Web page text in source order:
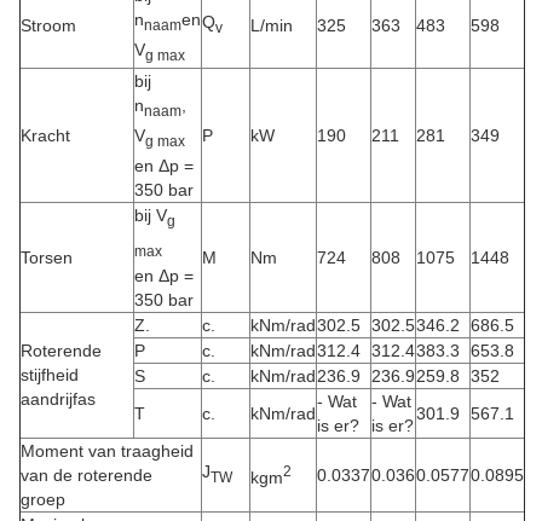
Stroom
nnaamen
Vg max
Qv L/min 325 363 483 598
Kracht
bij
nnaam
Vg max
en Δp =
350 bar
P kW 190 211 281 349
Torsen
bij Vg
max
en Δp =
350 bar
M Nm 724 808 1075 1448
Roterende
stijfheid
aandrijfas
Z. c. kNm/rad302.5 302.5346.2
686.5
P
c. kNm/rad312.4 312.4383.3
653.8
S
c. kNm/rad236.9 236.9259.8
352
T
c. kNm/rad
- Wat
is er?
- Wat
is er?
301.9
567.1
Moment van traagheid
van de roterende
groep
JTW kgm2 0.03370.0360.05770.0895